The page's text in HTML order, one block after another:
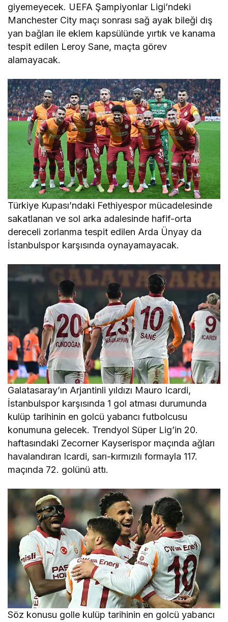
giyemeyecek. UEFA Şampiyonlar Ligi’ndeki
Manchester City maçı sonrası sağ ayak bileği dış
yan bağları ile eklem kapsülünde yırtık ve kanama
tespit edilen Leroy Sane, maçta görev
alamayacak.
Türkiye Kupası’ndaki Fethiyespor mücadelesinde
sakatlanan ve sol arka adalesinde hafif-orta
dereceli zorlanma tespit edilen Arda Ünyay da
İstanbulspor karşısında oynayamayacak.
Galatasaray’ın Arjantinli yıldızı Mauro Icardi,
İstanbulspor karşısında 1 gol atması durumunda
kulüp tarihinin en golcü yabancı futbolcusu
konumuna gelecek. Trendyol Süper Lig’in 20.
haftasındaki Zecorner Kayserispor maçında ağları
havalandıran Icardi, sarı-kırmızılı formayla 117.
maçında 72. golünü attı.
Söz konusu golle kulüp tarihinin en golcü yabancı